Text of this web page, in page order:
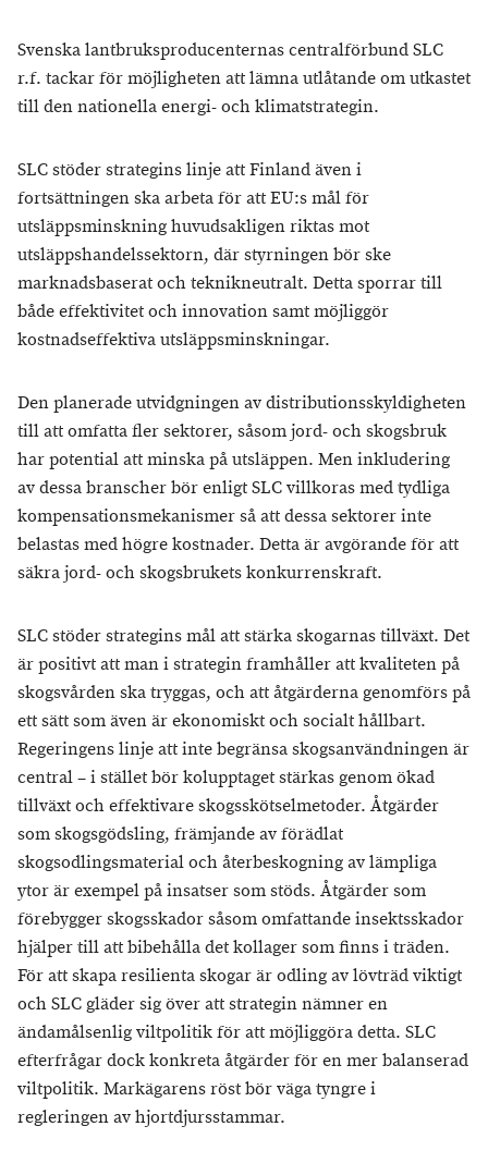
Svenska lantbruksproducenternas centralförbund SLC
r.f. tackar för möjligheten att lämna utlåtande om utkastet
till den nationella energi- och klimatstrategin.
SLC stöder strategins linje att Finland även i
fortsättningen ska arbeta för att EU:s mål för
utsläppsminskning huvudsakligen riktas mot
utsläppshandelssektorn, där styrningen bör ske
marknadsbaserat och teknikneutralt. Detta sporrar till
både effektivitet och innovation samt möjliggör
kostnadseffektiva utsläppsminskningar.
Den planerade utvidgningen av distributionsskyldigheten
till att omfatta fler sektorer, såsom jord- och skogsbruk
har potential att minska på utsläppen. Men inkludering
av dessa branscher bör enligt SLC villkoras med tydliga
kompensationsmekanismer så att dessa sektorer inte
belastas med högre kostnader. Detta är avgörande för att
säkra jord- och skogsbrukets konkurrenskraft.
SLC stöder strategins mål att stärka skogarnas tillväxt. Det
är positivt att man i strategin framhåller att kvaliteten på
skogsvården ska tryggas, och att åtgärderna genomförs på
ett sätt som även är ekonomiskt och socialt hållbart.
Regeringens linje att inte begränsa skogsanvändningen är
central – i stället bör kolupptaget stärkas genom ökad
tillväxt och effektivare skogsskötselmetoder. Åtgärder
som skogsgödsling, främjande av förädlat
skogsodlingsmaterial och återbeskogning av lämpliga
ytor är exempel på insatser som stöds. Åtgärder som
förebygger skogsskador såsom omfattande insektsskador
hjälper till att bibehålla det kollager som finns i träden.
För att skapa resilienta skogar är odling av lövträd viktigt
och SLC gläder sig över att strategin nämner en
ändamålsenlig viltpolitik för att möjliggöra detta. SLC
efterfrågar dock konkreta åtgärder för en mer balanserad
viltpolitik. Markägarens röst bör väga tyngre i
regleringen av hjortdjursstammar.